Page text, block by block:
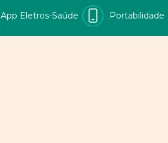
App Eletros-Saúde Portabilidade